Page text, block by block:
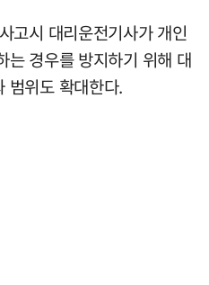
고시 대리운전기사가 개인
는 경우를 방지하기 위해 대
범위도 확대한다.